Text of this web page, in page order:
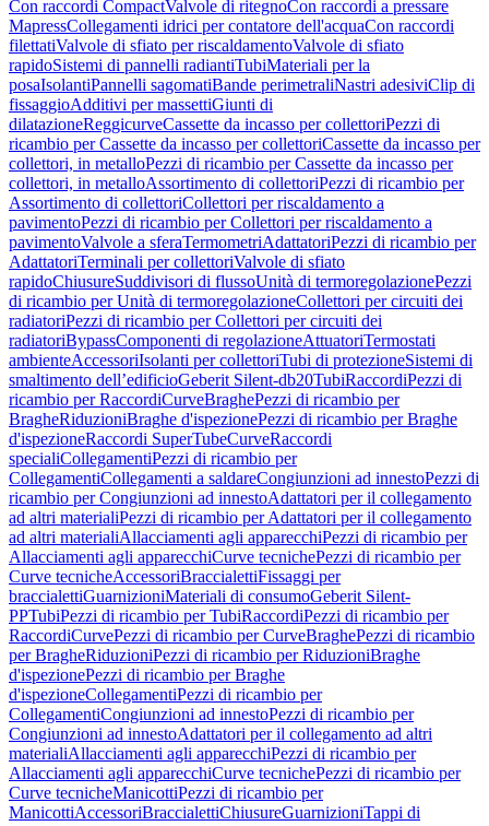
Con raccordi CompactValvole di ritegnoCon raccordi a pressare
MapressCollegamenti idrici per contatore dell'acquaCon raccordi
filettatiValvole di sfiato per riscaldamentoValvole di sfiato
rapidoSistemi di pannelli radiantiTubiMateriali per la
posaIsolantiPannelli sagomatiBande perimetraliNastri adesiviClip di
fissaggioAdditivi per massettiGiunti di
dilatazioneReggicurveCassette da incasso per collettoriPezzi di
ricambio per Cassette da incasso per collettoriCassette da incasso per
collettori, in metalloPezzi di ricambio per Cassette da incasso per
collettori, in metalloAssortimento di collettoriPezzi di ricambio per
Assortimento di collettoriCollettori per riscaldamento a
pavimentoPezzi di ricambio per Collettori per riscaldamento a
pavimentoValvole a sferaTermometriAdattatoriPezzi di ricambio per
AdattatoriTerminali per collettoriValvole di sfiato
rapidoChiusureSuddivisori di flussoUnità di termoregolazionePezzi
di ricambio per Unità di termoregolazioneCollettori per circuiti dei
radiatoriPezzi di ricambio per Collettori per circuiti dei
radiatoriBypassComponenti di regolazioneAttuatoriTermostati
ambienteAccessoriIsolanti per collettoriTubi di protezioneSistemi di
smaltimento dell’edificioGeberit Silent-db20TubiRaccordiPezzi di
ricambio per RaccordiCurveBraghePezzi di ricambio per
BragheRiduzioniBraghe d'ispezionePezzi di ricambio per Braghe
d'ispezioneRaccordi SuperTubeCurveRaccordi
specialiCollegamentiPezzi di ricambio per
CollegamentiCollegamenti a saldareCongiunzioni ad innestoPezzi di
ricambio per Congiunzioni ad innestoAdattatori per il collegamento
ad altri materialiPezzi di ricambio per Adattatori per il collegamento
ad altri materialiAllacciamenti agli apparecchiPezzi di ricambio per
Allacciamenti agli apparecchiCurve tecnichePezzi di ricambio per
Curve tecnicheAccessoriBraccialettiFissaggi per
braccialettiGuarnizioniMateriali di consumoGeberit Silent-
PPTubiPezzi di ricambio per TubiRaccordiPezzi di ricambio per
RaccordiCurvePezzi di ricambio per CurveBraghePezzi di ricambio
per BragheRiduzioniPezzi di ricambio per RiduzioniBraghe
d'ispezionePezzi di ricambio per Braghe
d'ispezioneCollegamentiPezzi di ricambio per
CollegamentiCongiunzioni ad innestoPezzi di ricambio per
Congiunzioni ad innestoAdattatori per il collegamento ad altri
materialiAllacciamenti agli apparecchiPezzi di ricambio per
Allacciamenti agli apparecchiCurve tecnichePezzi di ricambio per
Curve tecnicheManicottiPezzi di ricambio per
ManicottiAccessoriBraccialettiChiusureGuarnizioniTappi di